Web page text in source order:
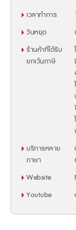
เวลาทำการ
วันหยุด
ร้านค้าที่ได้รับ
ยกเว้นภาษี
บริการหลาย
ภาษา
Website
Youtube